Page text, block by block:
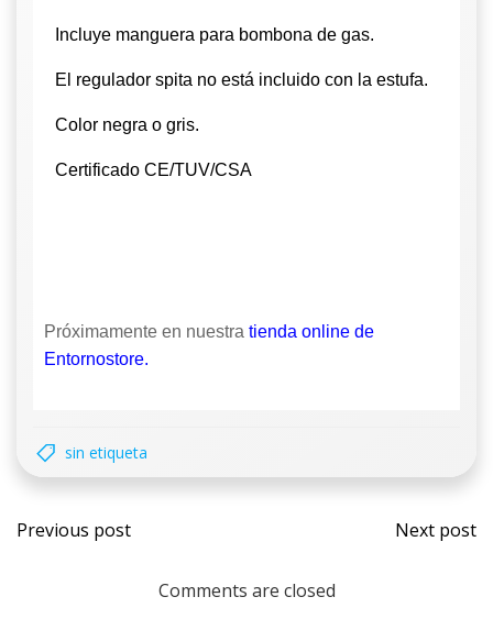
Incluye manguera para bombona de gas.
El regulador spita no está incluido con la estufa.
Color negra o gris.
Certificado CE/TUV/CSA
Próximamente en nuestra tienda online de
Entornostore.
sin etiqueta
Previous post Next post
Comments are closed